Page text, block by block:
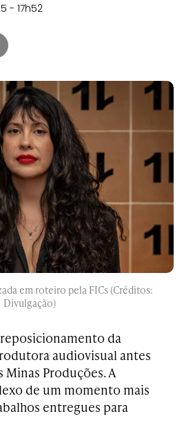
- 17h52
em roteiro pela FICs (Créditos:
Divulgação)
da
audiovisual antes
Produções. A
de um momento mais
entregues para